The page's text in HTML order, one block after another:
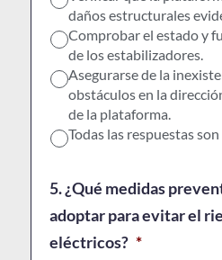
daños estructurales
Comprobar el estado y
de los estabilizadores.
Asegurarse de la
obstáculos en la
de la plataforma.
Todas las respuestas
5. ¿Qué medidas
adoptar para evitar el
eléctricos? *